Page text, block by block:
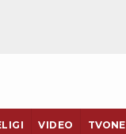
VIDEO TVONE